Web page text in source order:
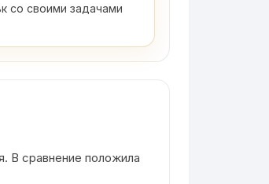
со своими задачами
В сравнение положила